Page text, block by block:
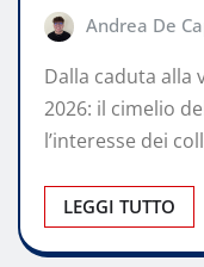
Andrea De
Dalla caduta alla
2026: il cimelio
l’interesse dei
LEGGI TUTTO